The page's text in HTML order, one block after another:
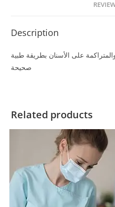
Description
والمتراكمة على الأسنان بطريقة طبية
صحيحة
Related products